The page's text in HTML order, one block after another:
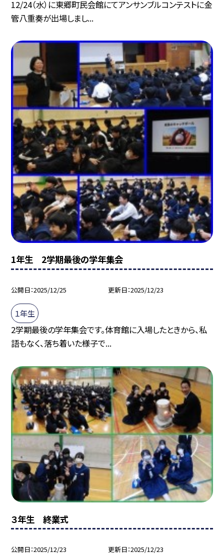
12/24（水）に東郷町民会館にてアンサンブルコンテストに金
管八重奏が出場しまし...
1年生 2学期最後の学年集会
公開日 2025/12/25 更新日 2025/12/23
１年生
2学期最後の学年集会です。体育館に入場したときから、私
語もなく、落ち着いた様子で...
３年生 終業式
公開日 2025/12/23 更新日 2025/12/23